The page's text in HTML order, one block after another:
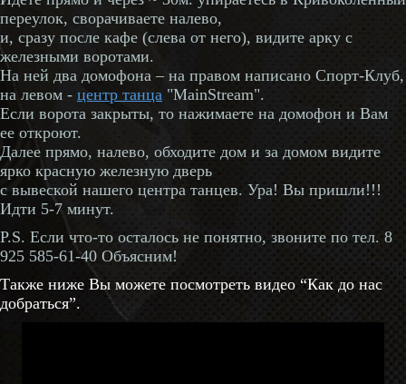
переулок, сворачиваете налево,
и, сразу после кафе (слева от него), видите арку с
железными воротами.
На ней два домофона – на правом написано Спорт-Клуб,
на левом - центр танца "MainStream".
Если ворота закрыты, то нажимаете на домофон и Вам
ее откроют.
Далее прямо, налево, обходите дом и за домом видите
ярко красную железную дверь
с вывеской нашего центра танцев. Ура! Вы пришли!!!
Идти 5-7 минут.
P.S. Если что-то осталось не понятно, звоните по тел. 8
925 585-61-40 Объясним!
Также ниже Вы можете посмотреть видео “Как до нас
добраться”.